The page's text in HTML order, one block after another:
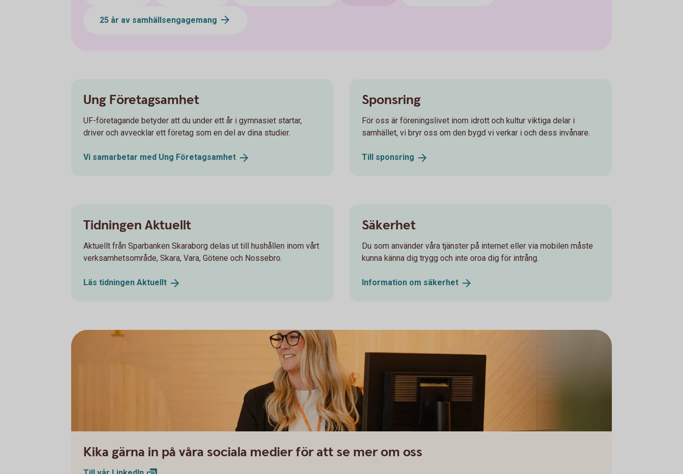
25 år av samhällsengagemang
Ung Företagsamhet
UF-företagande betyder att du under ett år i gymnasiet startar,
driver och avvecklar ett företag som en del av dina studier.
Vi samarbetar med Ung Företagsamhet
Sponsring
För oss är föreningslivet inom idrott och kultur viktiga delar i
samhället, vi bryr oss om den bygd vi verkar i och dess invånare.
Till sponsring
Tidningen Aktuellt
Aktuellt från Sparbanken Skaraborg delas ut till hushållen inom vårt
verksamhetsområde, Skara, Vara, Götene och Nossebro.
Läs tidningen Aktuellt
Säkerhet
Du som använder våra tjänster på internet eller via mobilen måste
kunna känna dig trygg och inte oroa dig för intrång.
Information om säkerhet
Kika gärna in på våra sociala medier för att se mer om oss